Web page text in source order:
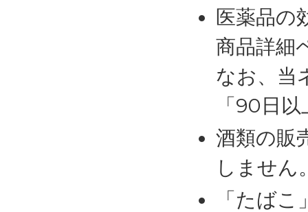
医薬品の
商品詳細
なお、当
「90日
酒類の販
しません
「たば